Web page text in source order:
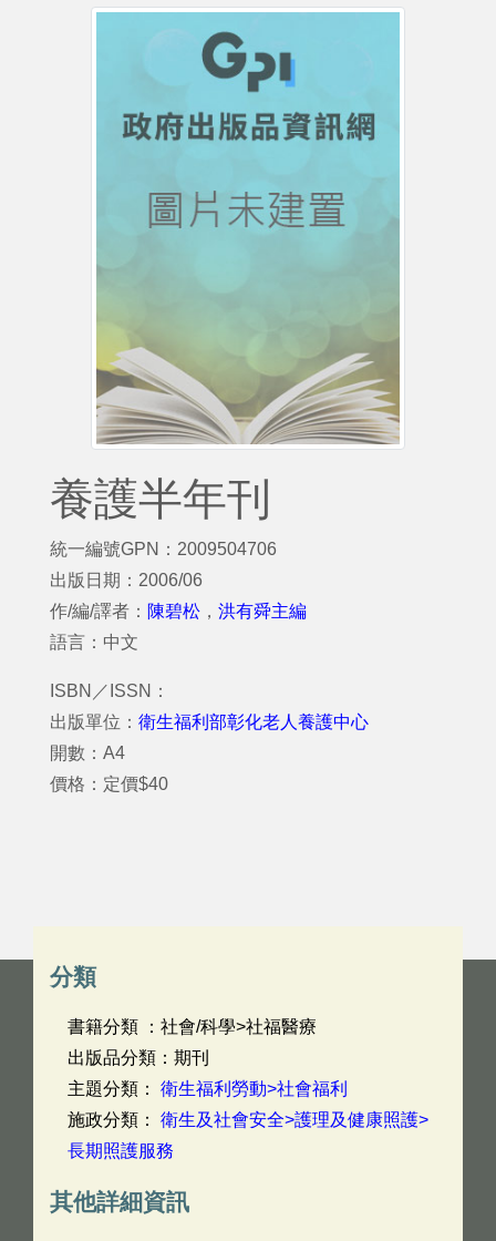
養護半年刊
統一編號GPN：2009504706
出版日期：2006/06
作/編/譯者： 陳碧松 ， 洪有舜主編
語言：中文
ISBN／ISSN：
出版單位： 衛生福利部彰化老人養護中心
開數：A4
價格：定價$40
分類
書籍分類 ：社會/科學>社福醫療
出版品分類：期刊
主題分類： 衛生福利勞動>社會福利
施政分類： 衛生及社會安全>護理及健康照護>
長期照護服務
其他詳細資訊